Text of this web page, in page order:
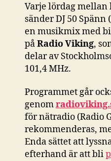
Varje lördag mellan
sänder DJ 50 Spänn
en musikmix med
påRadio Viking,
delar av
101,4 MHz.
Programmet går
genom
för nätradio (Radio
rekommenderas,
Enda sättet att
efterhand är att bli